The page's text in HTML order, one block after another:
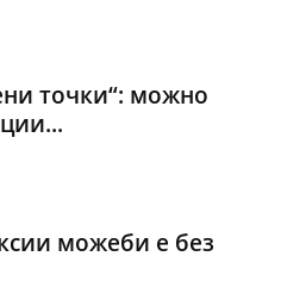
точки“: можно
можеби е без